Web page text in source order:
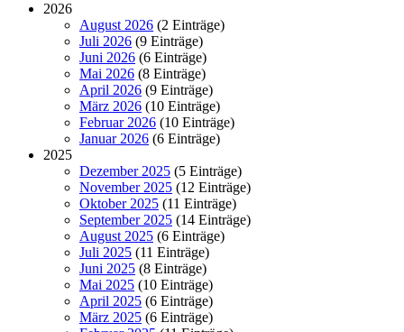
2026
August 2026 (2 Einträge)
Juli 2026 (9 Einträge)
Juni 2026 (6 Einträge)
Mai 2026 (8 Einträge)
April 2026 (9 Einträge)
März 2026 (10 Einträge)
Februar 2026 (10 Einträge)
Januar 2026 (6 Einträge)
2025
Dezember 2025 (5 Einträge)
November 2025 (12 Einträge)
Oktober 2025 (11 Einträge)
September 2025 (14 Einträge)
August 2025 (6 Einträge)
Juli 2025 (11 Einträge)
Juni 2025 (8 Einträge)
Mai 2025 (10 Einträge)
April 2025 (6 Einträge)
März 2025 (6 Einträge)